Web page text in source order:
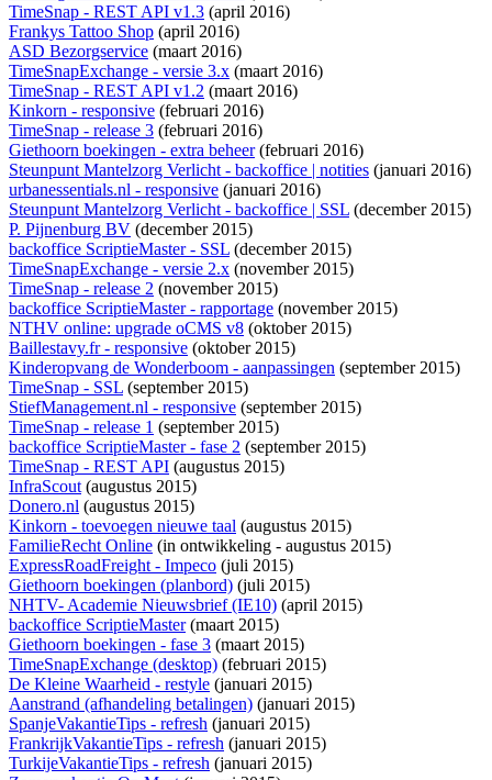
TimeSnap - REST API v1.3 (april 2016)
Frankys Tattoo Shop (april 2016)
ASD Bezorgservice (maart 2016)
TimeSnapExchange - versie 3.x (maart 2016)
TimeSnap - REST API v1.2 (maart 2016)
Kinkorn - responsive (februari 2016)
TimeSnap - release 3 (februari 2016)
Giethoorn boekingen - extra beheer(februari 2016)
Steunpunt Mantelzorg Verlicht - backoffice | notities (januari 2016)
urbanessentials.nl - responsive (januari 2016)
Steunpunt Mantelzorg Verlicht - backoffice | SSL (december 2015)
P. Pijnenburg BV (december 2015)
backoffice ScriptieMaster - SSL (december 2015)
TimeSnapExchange - versie 2.x (november 2015)
TimeSnap - release 2 (november 2015)
backoffice ScriptieMaster - rapportage (november 2015)
NTHV online: upgrade oCMS v8 (oktober 2015)
Baillestavy.fr - responsive (oktober 2015)
Kinderopvang de Wonderboom - aanpassingen (september 2015)
TimeSnap - SSL (september 2015)
StiefManagement.nl - responsive (september 2015)
TimeSnap - release 1 (september 2015)
backoffice ScriptieMaster - fase 2 (september 2015)
TimeSnap - REST API (augustus 2015)
InfraScout(augustus 2015)
Donero.nl (augustus 2015)
Kinkorn - toevoegen nieuwe taal (augustus 2015)
FamilieRecht Online (in ontwikkeling - augustus 2015)
ExpressRoadFreight - Impeco (juli 2015)
Giethoorn boekingen (planbord) (juli 2015)
NHTV- Academie Nieuwsbrief (IE10) (april 2015)
backoffice ScriptieMaster(maart 2015)
Giethoorn boekingen - fase 3 (maart 2015)
TimeSnapExchange (desktop) (februari 2015)
De Kleine Waarheid - restyle (januari 2015)
Aanstrand (afhandeling betalingen) (januari 2015)
SpanjeVakantieTips - refresh (januari 2015)
FrankrijkVakantieTips - refresh (januari 2015)
TurkijeVakantieTips - refresh (januari 2015)